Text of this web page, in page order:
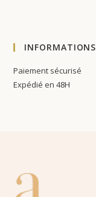
INFORMATIONS
Paiement sécurisé
Expédié en 48H